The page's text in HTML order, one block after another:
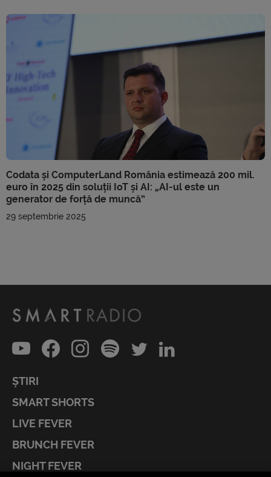
Codata și ComputerLand România estimează 200 mil.
euro în 2025 din soluții IoT și AI: „AI-ul este un
generator de forță de muncă”
29 septembrie 2025
ȘTIRI
SMART SHORTS
LIVE FEVER
BRUNCH FEVER
NIGHT FEVER